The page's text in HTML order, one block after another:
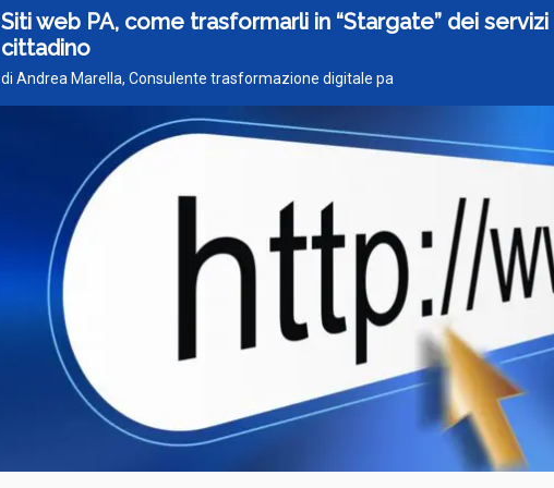
Siti web PA, come trasformarli in “Stargate” dei servizi
cittadino
di Andrea Marella, Consulente trasformazione digitale pa